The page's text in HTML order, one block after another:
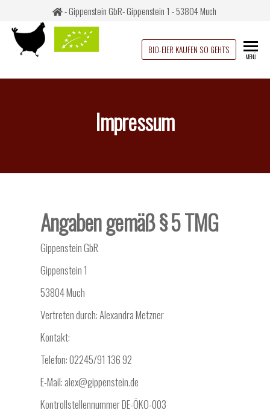
- Gippenstein GbR- Gippenstein 1 - 53804 Much
GippensteinBIO-EIER KAUFEN SO GEHT'S
MENÜ
Impressum
Angaben gemäß § 5 TMG
Gippenstein GbR
Gippenstein 1
53804 Much
Vertreten durch:Alexandra Metzner
Kontakt:
Telefon: 02245/91 136 92
E-Mail: alex@gippenstein.de
Kontrollstellennummer DE-ÖKO-003